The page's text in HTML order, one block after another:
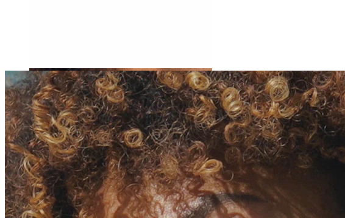
Tragus